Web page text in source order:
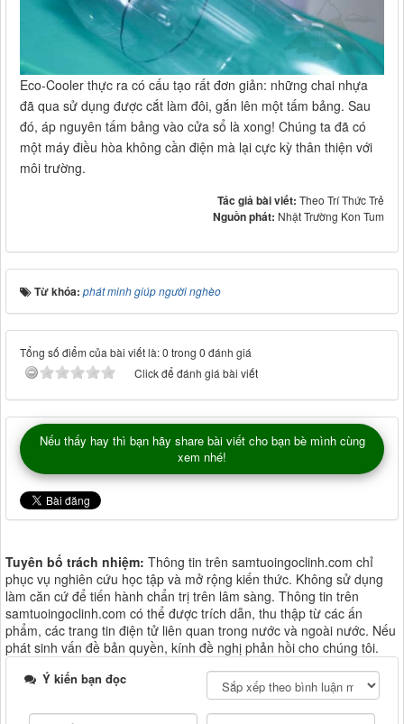
Eco-Cooler thực ra có cấu tạo rất đơn giản: những chai nhựa
đã qua sử dụng được cắt làm đôi, gắn lên một tấm bảng. Sau
đó, áp nguyên tấm bảng vào cửa sổ là xong! Chúng ta đã có
một máy điều hòa không cần điện mà lại cực kỳ thân thiện với
môi trường.
Tác giả bài viết: Theo Trí Thức Trẻ
Nguồn phát: Nhật Trường Kon Tum
Từ khóa: phát minh giúp người nghèo
Tổng số điểm của bài viết là: 0 trong 0 đánh giá
Click để đánh giá bài viết
Nếu thấy hay thì bạn hãy share bài viết cho bạn bè mình cùng
xem nhé!
Tuyên bố trách nhiệm: Thông tin trên samtuoingoclinh.com chỉ
phục vụ nghiên cứu học tập và mở rộng kiến thức. Không sử dụng
làm căn cứ để tiến hành chẩn trị trên lâm sàng. Thông tin trên
samtuoingoclinh.com có thể được trích dẫn, thu thập từ các ấn
phẩm, các trang tin điện tử liên quan trong nước và ngoài nước. Nếu
phát sinh vấn đề bản quyền, kính đề nghị phản hồi cho chúng tôi.
Ý kiến bạn đọc